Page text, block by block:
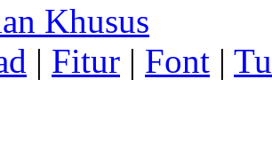
Khusus
| Fitur | Font |